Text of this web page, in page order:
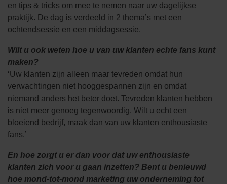
en tips & tricks om mee te nemen naar uw dagelijkse
praktijk. De dag is verdeeld in 2 thema’s met een
ochtendsessie en een middagsessie.
Wilt u ook weten hoe u van uw klanten echte fans kunt
maken?
‘Uw klanten zijn alleen maar tevreden omdat hun
verwachtingen niet hooggespannen zijn en omdat
niemand anders het beter doet. Tevreden klanten hebben
is niet meer genoeg tegenwoordig. Wilt u echt een
bloeiend bedrijf, maak dan van uw klanten enthousiaste
fans.’
En hoe zorgt u er dan voor dat uw enthousiaste
klanten zich voor u gaan inzetten? Bent u benieuwd
hoe mond-tot-mond marketing uw onderneming tot